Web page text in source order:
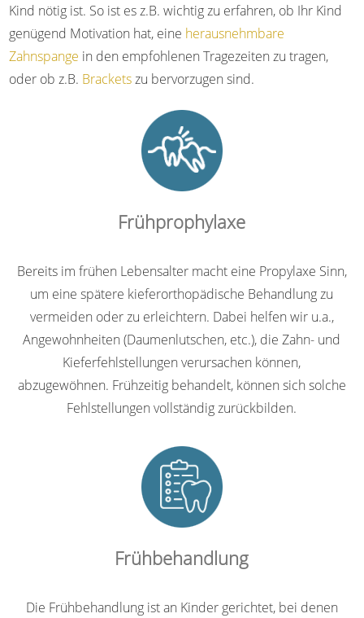
Kind nötig ist. So ist es z.B. wichtig zu erfahren, ob Ihr Kind
genügend Motivation hat, eine herausnehmbare
Zahnspange in den empfohlenen Tragezeiten zu tragen,
oder ob z.B. Bracketszu bervorzugen sind.
Frühprophylaxe
Bereits im frühen Lebensalter macht eine Propylaxe Sinn,
um eine spätere kieferorthopädische Behandlung zu
vermeiden oder zu erleichtern. Dabei helfen wir u.a.,
Angewohnheiten (Daumenlutschen, etc.), die Zahn- und
Kieferfehlstellungen verursachen können,
abzugewöhnen. Frühzeitig behandelt, können sich solche
Fehlstellungen vollständig zurückbilden.
Frühbehandlung
Die Frühbehandlung ist an Kinder gerichtet, bei denen